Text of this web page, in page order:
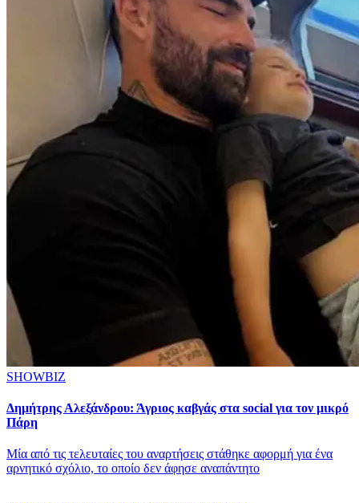
SHOWBIZ
Δημήτρης Αλεξάνδρου: Άγριος καβγάς στα social για τον μικρό
Πάρη
Mία από τις τελευταίες του αναρτήσεις στάθηκε αφορμή για ένα
αρνητικό σχόλιο, το οποίο δεν άφησε αναπάντητο